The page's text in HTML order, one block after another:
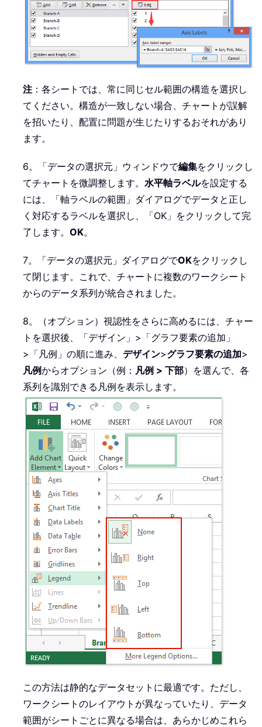
注 ：各シートでは、常に同じセル範囲の構造を選択し
てください。構造が一致しない場合、チャートが誤解
を招いたり、配置に問題が生じたりするおそれがあり
ます。
6。「データの選択元」ウィンドウで編集をクリックし
てチャートを微調整します。 水平軸ラベルを設定する
には、「軸ラベルの範囲」ダイアログでデータと正し
く対応するラベルを選択し、「OK」をクリックして完
了します。 OK。
7。「データの選択元」ダイアログでOKをクリックし
て閉じます。これで、チャートに複数のワークシート
からのデータ系列が統合されました。
8。（オプション）視認性をさらに高めるには、チャー
トを選択後、「デザイン」>「グラフ要素の追加」
>「凡例」の順に進み、 デザイン>グラフ要素の追加>
凡例からオプション（例： 凡例 > 下部）を選んで、各
系列を識別できる凡例を表示します。
この方法は静的なデータセットに最適です。ただし、
ワークシートのレイアウトが異なっていたり、データ
範囲がシートごとに異なる場合は、あらかじめこれら